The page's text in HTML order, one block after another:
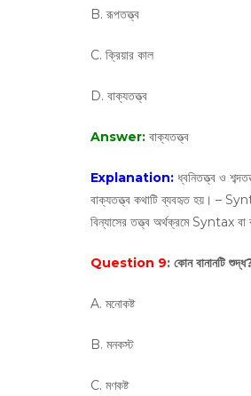
B. রূপতত্ত্ব
C. ক্রিয়ার কাল
D. বাক্যতত্ত্ব
Answer: বাক্যতত্ত্ব
Explanation: ধ্বনিতত্ত্ব ও
বাক্যতত্ত্ব কথাটি ব্যবহৃত হয়। –
বিন্যাসের তত্ত্ব অর্থক্রমে Syntax বা
Question 9: কোন বানানটি
A. মনোকষ্ট
B. মনকস্ট
C. মণকষ্ট